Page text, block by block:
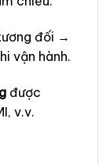
đối →
vận hành.
được
v.v.